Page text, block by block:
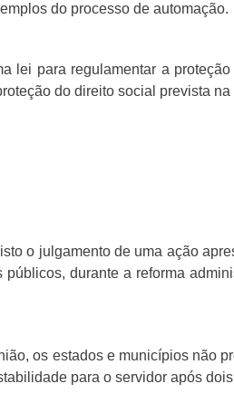
do processo de automação.
lei para regulamentar a
do direito social prevista
o julgamento de uma ação
durante a reforma
os estados e municípios não
para o servidor após